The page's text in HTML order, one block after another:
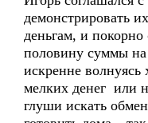
демонстрировать
деньгам, и
половину суммы
искренне
мелких денег или
глуши искать